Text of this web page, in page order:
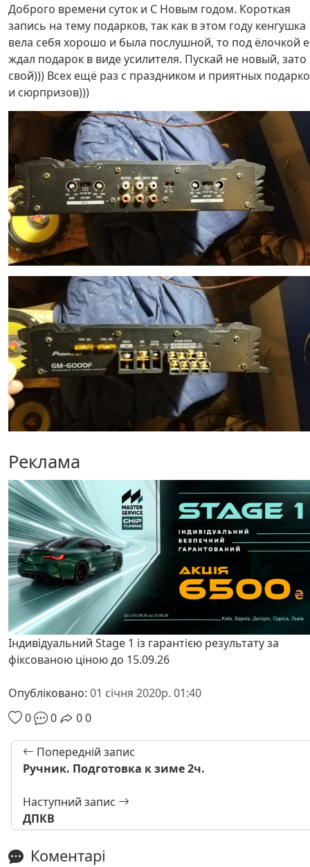
Доброго времени суток и С Новым годом. Короткая
запись на тему подарков, так как в этом году кенгушка
вела себя хорошо и была послушной, то под ёлочкой
ждал подарок в виде усилителя. Пускай не новый, зато
свой))) Всех ещё раз с праздником и приятных
и сюрпризов)))
Реклама
Індивідуальний Stage 1 із гарантією результату за
фіксованою ціною до 15.09.26
Опубліковано: 01 січня 2020р. 01:40
0
0 00
Попередній запис
Ручник. Подготовка к зиме 2ч.
Наступний запис
ДПКВ
Коментарі